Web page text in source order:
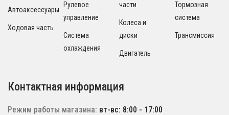
Автоаксессуары
Ходовая часть
Рулевое
управление
Система
охлаждения
части
Колеса и
диски
Двигатель
Тормозная
система
Трансмиссия
Контактная информация
Режим работы магазина: вт-вс: 8:00 - 17:00